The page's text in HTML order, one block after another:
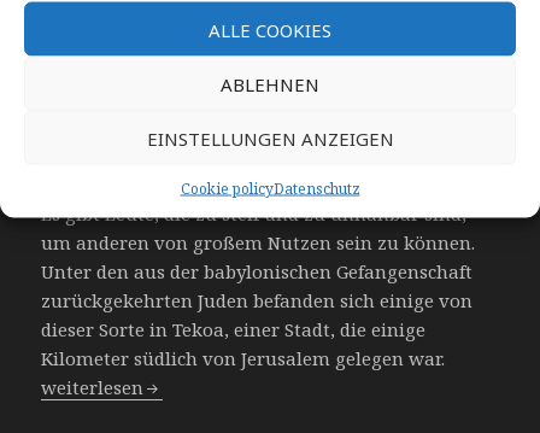
ALLE COOKIES
ABLEHNEN
EINSTELLUNGEN ANZEIGEN
Cookie policyDatenschutz
Dienst beugen
Es gibt Leute, die zu steif und zu unnahbar sind,
um anderen von großem Nutzen sein zu können.
Unter den aus der babylonischen Gefangenschaft
zurückgekehrten Juden befanden sich einige von
dieser Sorte in Tekoa, einer Stadt, die einige
Kilometer südlich von Jerusalem gelegen war.
Den Nacken unter den Dienst beugen
weiterlesen